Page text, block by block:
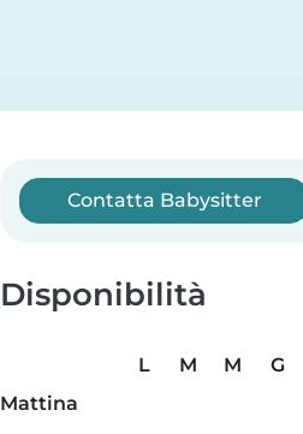
Contatta Babysitter
Disponibilità
L M M G
Mattina